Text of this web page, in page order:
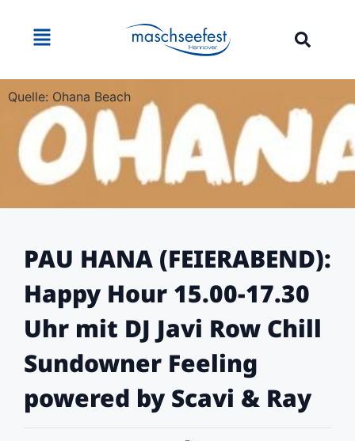
Quelle: Ohana Beach
PAU HANA (FEIERABEND):
Happy Hour 15.00-17.30
Uhr mit DJ Javi Row Chill
Sundowner Feeling
powered by Scavi & Ray